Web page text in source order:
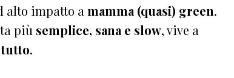
alto impatto a mamma (quasi) green.
più semplice, sana e slow, vive a
.